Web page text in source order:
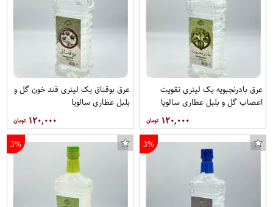
عرق بادرنجبویه یک لیتری تقویت
اعصاب گل و بلبل عطاری سالویا
۱۲۰,۰۰۰
عرق بوقناق یک لیتری قند خون گل و
بلبل عطاری سالویا
۱۲۰,۰۰۰
3%
3%